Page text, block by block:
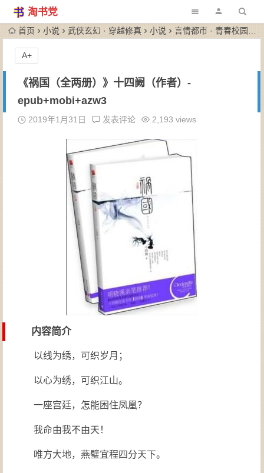
淘书党
首页 小说 武侠玄幻 · 穿越修真 小说 言情都市 · 青春校园
《祸国（全两册）》十四阙（作者）-
epub+mobi+azw3
2019年1月31日 发表评论 2,193 views
内容简介
以线为绣，可织岁月；
以心为绣，可织江山。
一座宫廷，怎能困住凤凰？
我命由我不由天！
唯方大地，燕璧宜程四分天下。
A+